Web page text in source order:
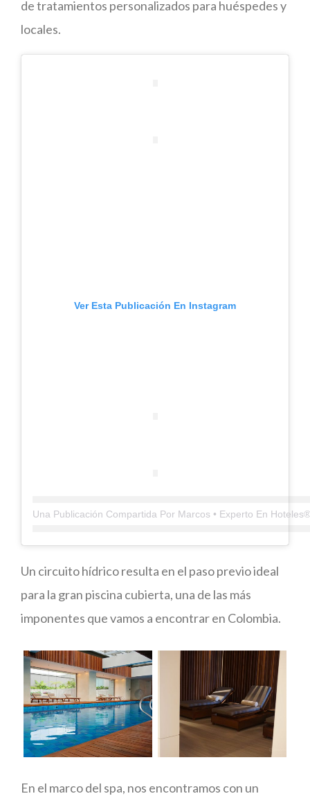
de tratamientos personalizados para huéspedes y
locales.
Ver Esta Publicación En Instagram
Un circuito hídrico resulta en el paso previo ideal
para la gran piscina cubierta, una de las más
imponentes que vamos a encontrar en Colombia.
En el marco del spa, nos encontramos con un